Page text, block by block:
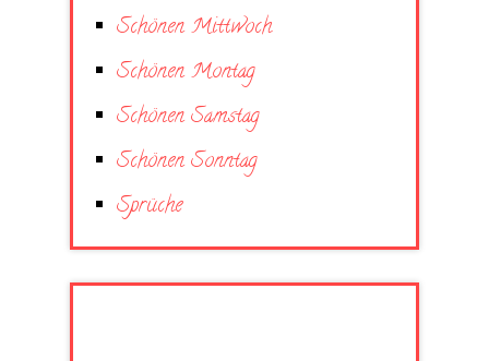
Schönen Mittwoch
Schönen Montag
Schönen Samstag
Schönen Sonntag
Sprüche